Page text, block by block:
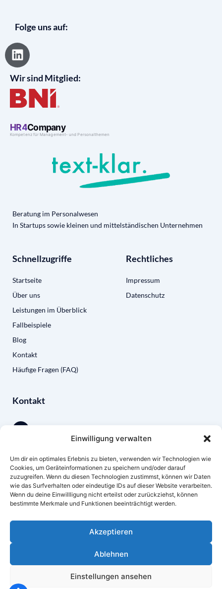
Einwilligung verwalten
Um dir ein optimales Erlebnis zu bieten, verwenden wir Technologien wie
Cookies, um Geräteinformationen zu speichern und/oder darauf
zuzugreifen. Wenn du diesen Technologien zustimmst, können wir Daten
wie das Surfverhalten oder eindeutige IDs auf dieser Website verarbeiten.
Wenn du deine Einwillligung nicht erteilst oder zurückziehst, können
bestimmte Merkmale und Funktionen beeinträchtigt werden.
Akzeptieren
Ablehnen
Einstellungen ansehen
Folge uns auf:
L
i
n
k
e
d
i
n
Wir sind Mitglied:
Beratung im Personalwesen
In Startups sowie kleinen und mittelständischen Unternehmen
Schnellzugriffe
Startseite
Über uns
Leistungen im Überblick
Fallbeispiele
Blog
Kontakt
Häufige Fragen (FAQ)
Rechtliches
Impressum
Datenschutz
Kontakt
andree.linker@text-klar.de
Hellingstraße 21, 44309 Dortmund
Professionelles Webdesign aus Ennepetal.